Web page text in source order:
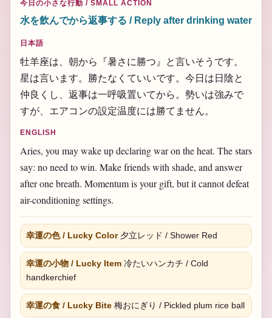
今日の小さな行動 / SMALL ACTION
水を飲んでから返事する / Reply after drinking water
日本語
牡羊座は、朝から『暑さに勝つ』と言いそうです。
星は言います。勝たなくていいです。今日は日陰と
仲良くし、返事は一呼吸置いてから。勢いは強みで
すが、エアコンの設定温度には勝てません。
ENGLISH
Aries, you may wake up declaring war on the heat. The stars
say: no need to win. Make friends with shade, and answer
after one breath. Momentum is your gift, but it cannot defeat
air-conditioning settings.
幸運の色 / Lucky Color夕立レッド / Shower Red
幸運の小物 / Lucky Item冷たいハンカチ / Cold
handkerchief
幸運の食 / Lucky Bite梅おにぎり / Pickled plum rice ball